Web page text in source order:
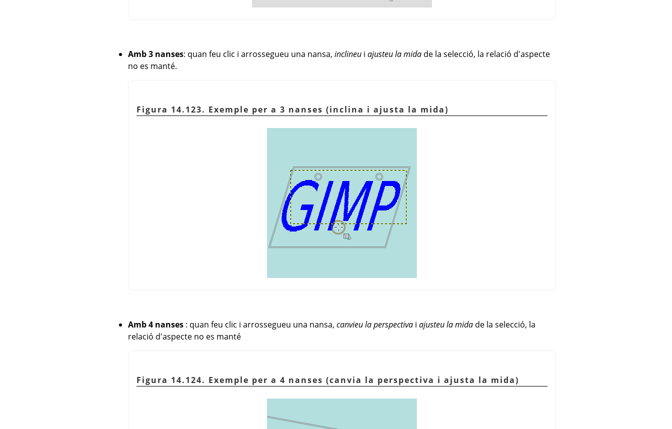
Amb 3 nanses: quan feu clic i arrossegueu una nansa, inclineu i ajusteu la mida de la selecció, la relació d'aspecte
no es manté.
Figura 14.123. Exemple per a 3 nanses (inclina i ajusta la mida)
Amb 4 nanses : quan feu clic i arrossegueu una nansa, canvieu la perspectiva i ajusteu la mida de la selecció, la
relació d'aspecte no es manté
Figura 14.124. Exemple per a 4 nanses (canvia la perspectiva i ajusta la mida)